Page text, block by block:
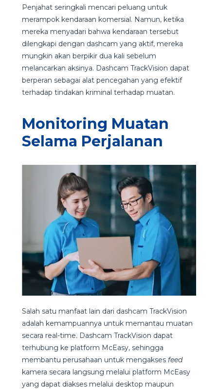
Penjahat seringkali mencari peluang untuk
merampok kendaraan komersial. Namun, ketika
mereka menyadari bahwa kendaraan tersebut
dilengkapi dengan dashcam yang aktif, mereka
mungkin akan berpikir dua kali sebelum
melancarkan aksinya. Dashcam TrackVision dapat
berperan sebagai alat pencegahan yang efektif
terhadap tindakan kriminal terhadap muatan.
Monitoring Muatan
Selama Perjalanan
Salah satu manfaat lain dari dashcam TrackVision
adalah kemampuannya untuk memantau muatan
secara real-time. Dashcam TrackVision dapat
terhubung ke platform McEasy, sehingga
membantu perusahaan untuk mengakses feed
kamera secara langsung melalui platform McEasy
yang dapat diakses melalui desktop maupun